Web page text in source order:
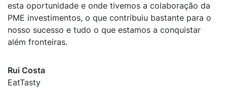
esta oportunidade e onde tivemos a colaboração da
PME investimentos, o que contribuiu bastante para o
nosso sucesso e tudo o que estamos a conquistar
além fronteiras.
Rui Costa
EatTasty